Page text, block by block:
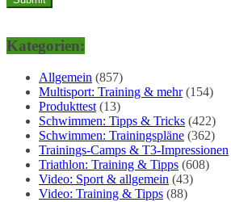
Kategorien:
Allgemein (857)
Multisport: Training & mehr(154)
Produkttest (13)
Schwimmen: Tipps & Tricks (422)
Schwimmen: Trainingspläne (362)
Trainings-Camps & T3-Impressionen
Triathlon: Training & Tipps (608)
Video: Sport & allgemein (43)
Video: Training & Tipps (88)